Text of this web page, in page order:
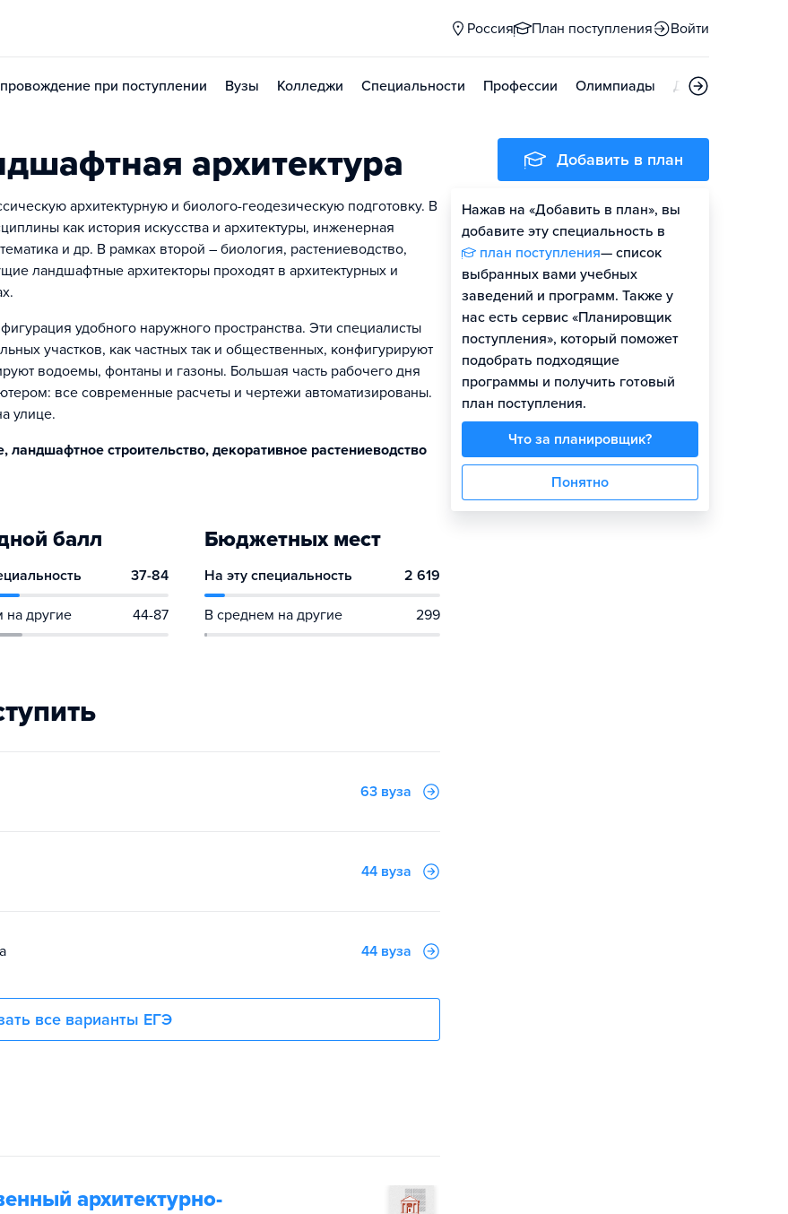
Россия План поступления Войти
при поступлении Вузы Колледжи Специальности Профессии Олимпиады Дни открытых
архитектура
архитектурную и биолого-геодезическую подготовку. В
как история искусства и архитектуры, инженерная
и др. В рамках второй – биология, растениеводство,
ландшафтные архитекторы проходят в архитектурных и
удобного наружного пространства. Эти специалисты
участков, как частных так и общественных, конфигурируют
водоемы, фонтаны и газоны. Большая часть рабочего дня
все современные расчеты и чертежи автоматизированы.
улице.
строительство, декоративное растениеводство
балл
37-84
на другие 44-87
Бюджетных мест
На эту специальность 2 619
В среднем на другие 299
63 вуза
44 вуза
44 вуза
все варианты ЕГЭ
архитектурно-
Добавить в план
Нажав на «Добавить в план», вы
добавите эту специальность в
план поступления— список
выбранных вами учебных
заведений и программ. Также у
нас есть сервис «Планировщик
поступления», который поможет
подобрать подходящие
программы и получить готовый
план поступления.
Что за планировщик?
Понятно